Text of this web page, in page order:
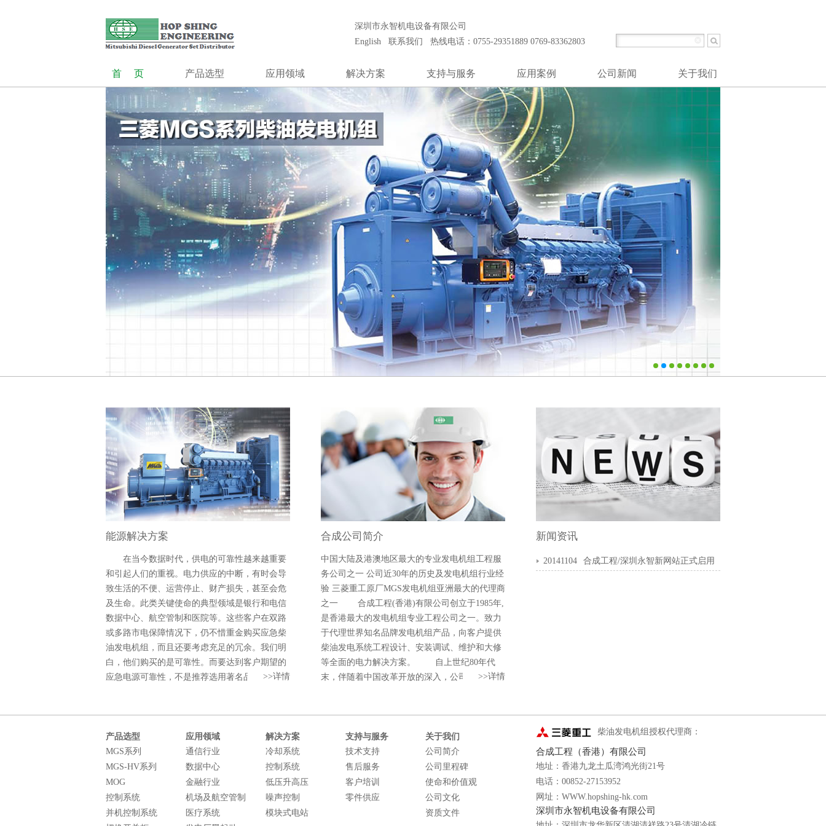
MOG
深圳市永智机电设备有限公司
English
联系我们 热线电话：0755-29351889 0769-83362803
首页 产品选型 应用领域 解决方案 支持与服务 应用案例 公司新闻 关于我们
MGS系列
MGS-HV系列
MOG
控制系统
并机控制系统
切换开关柜
通信行业
数据中心
金融行业
机场及航空管制
医疗系统
发电厂黑起动
独立柴油发电站
油田钻井台
制造业
酒店及商用楼宇
零售业
冷却系统
控制系统
低压升高压
噪声控制
模块式电站
技术支持
售后服务
客户培训
零件供应
通信行业
数据中心
金融行业
机场及航空管制
医疗系统
发电厂黑起动
独立柴油发电站
油田钻井台
制造业
酒店及商业楼宇
零售业
交通运输
公司里程碑
公司文化
资质文件
新闻资讯
20141104 合成工程/深圳永智新网站正式启用
能源解决方案
在当今数据时代，供电的可靠性越来越重要
和引起人们的重视。电力供应的中断，有时会导
致生活的不便、运营停止、财产损失，甚至会危
及生命。此类关键使命的典型领域是银行和电信
数据中心、航空管制和医院等。这些客户在双路
或多路市电保障情况下，仍不惜重金购买应急柴
油发电机组，而且还要考虑充足的冗余。我们明
白，他们购买的是可靠性。而要达到客户期望的
应急电源可靠性，不是推荐选用著名品牌的发电
靠性的期望贯穿于全面解决方案的整个过程。这
包括工程的规划、详细的设计技术浅谈、设备的
制造、工程安装、设备调试、操作和维护指导。
配合设计院和咨询公司进行系统的全面调查 √ 向
设计院、咨询公司或客户技术部门了解电力需求
√ 适用的法律、法规、 标准和指令 √ 现场安装条
>>详情
合成公司简介
中国大陆及港澳地区最大的专业发电机组工程服
务公司之一 公司近30年的历史及发电机组行业经
验 三菱重工原厂MGS发电机组亚洲最大的代理商
之一 合成工程(香港)有限公司创立于1985年,
是香港最大的发电机组专业工程公司之一。致力
于代理世界知名品牌发电机组产品，向客户提供
柴油发电系统工程设计、安装调试、维护和大修
等全面的电力解决方案。 自上世纪80年代
末，伴随着中国改革开放的深入，公司将业务重
北、和西北的营销及服务网络。 2000年，在
深圳市注册成立深圳市永智机电设备有限公司，
负责总公司在中国大陆业务的发展和管理。
近30年来，我们已经向许多国内重点建设项目、
中外大型企业、国际EPC公司等提供了柴油发电
系统和配套工程。其中有深圳大亚湾核电站、上
>>详情
柴油发电机组授权代理商：
合成工程（香港）有限公司
地址：香港九龙土瓜湾鸿光街21号
电话：00852-27153952
网址：WWW.hopshing-hk.com
深圳市永智机电设备有限公司
产品选型 应用领域 解决方案 支持与服务
关于我们
MGS系列
MGS-HV系列
MOG
控制系统
并机控制系统
通信行业
数据中心
金融行业
机场及航空管制
医疗系统
冷却系统
控制系统
低压升高压
噪声控制
模块式电站
技术支持
售后服务
客户培训
零件供应
公司简介
公司里程碑
使命和价值观
公司文化
资质文件